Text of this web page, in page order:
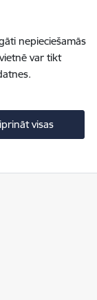
nepieciešamās
var tikt
visas